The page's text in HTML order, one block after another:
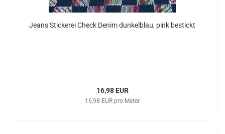
Jeans Stickerei Check Denim dunkelblau, pink bestickt
16,98 EUR
16,98 EUR pro Meter